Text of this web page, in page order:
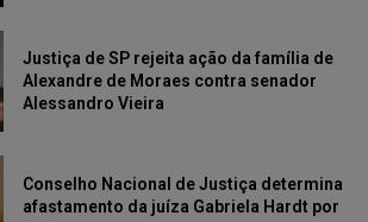
Justiça de SP rejeita ação da família de
Alexandre de Moraes contra senador
Alessandro Vieira
Conselho Nacional de Justiça determina
afastamento da juíza Gabriela Hardt por